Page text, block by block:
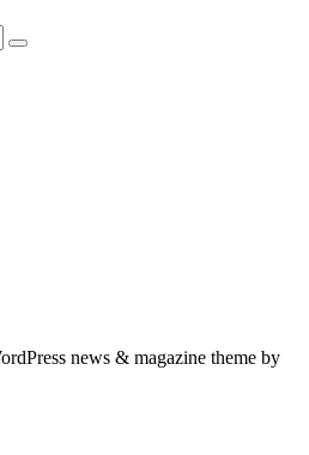
news & magazine theme by